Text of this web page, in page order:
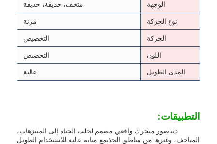
الوجهة متحف، حديقة، حديقة
نوع الحركة مرنة
الحركة التخصيص
اللون التخصيص
المدى الطويل عالية
التطبيقات:
ديناصور متحرك واقعي مصمم لجلب الحياة إلى المتنزهات،
المتاحف، وغيرها من مناطق الجذبمع متانة عالية للاستخدام الطويل